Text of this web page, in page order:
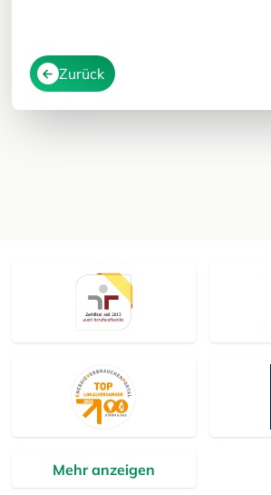
Zurück
Mehr anzeigen